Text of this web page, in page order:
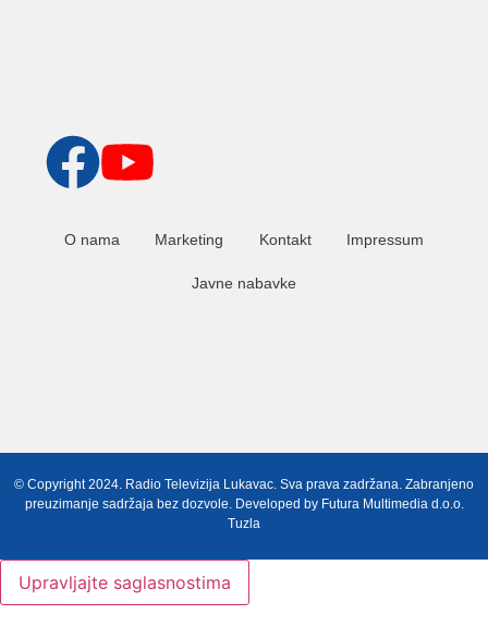
O nama Marketing Kontakt Impressum
Javne nabavke
© Copyright 2024. Radio Televizija Lukavac. Sva prava zadržana. Zabranjeno
preuzimanje sadržaja bez dozvole. Developed by Futura Multimedia d.o.o.
Tuzla
Upravljajte saglasnostima